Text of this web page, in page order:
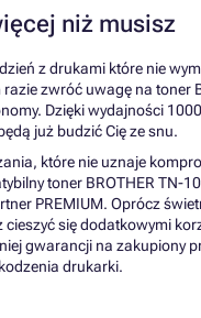
niż musisz
z drukami które nie
razie zwróć uwagę na toner
Dzięki wydajności
już budzić Cię ze snu.
które nie uznaje
toner BROTHER TN-
PREMIUM. Oprócz
cieszyć się dodatkowymi
gwarancji na zakupiony
drukarki.